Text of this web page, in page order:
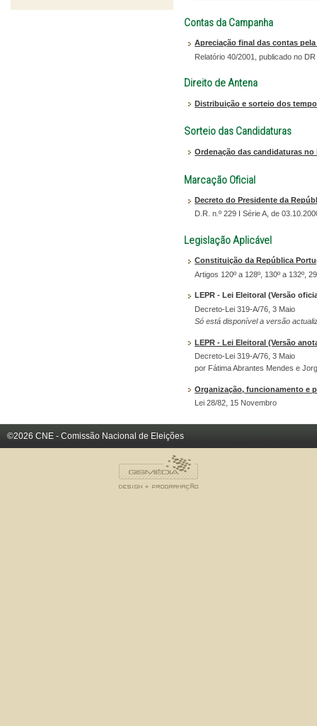
Contas da Campanha
Apreciação final das contas
Relatório 40/2001, publicado no
Direito de Antena
Distribuição e sorteio dos
Sorteio das Candidaturas
Ordenação das candidaturas
Marcação Oficial
Decreto do Presidente da
D.R. n.º 229 I Série A, de
Legislação Aplicável
Constituição da República
Artigos 120º a 128º, 130º a 132º,
LEPR - Lei Eleitoral (Versão
Decreto-Lei 319-A/76, 3 Maio
Só está disponível a versão
LEPR - Lei Eleitoral (Versão
Decreto-Lei 319-A/76, 3 Maio
por Fátima Abrantes Mendes e
Organização, funcionamento e
Lei 28/82, 15 Novembro
©2026 CNE - Comissão Nacional de Eleições